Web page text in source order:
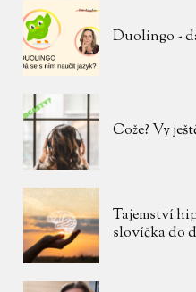
Duolingo -
Cože? Vy
Tajemství
slovíčka do